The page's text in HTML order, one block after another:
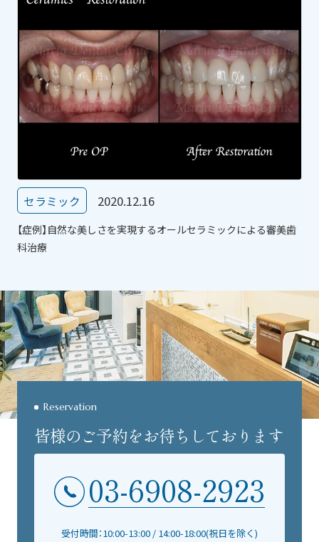
セラミック 2020.12.16
【症例】自然な美しさを実現するオールセラミックによる審美歯
科治療
Reservation
皆様のご予約をお待ちしております
03-6908-2923
受付時間：10:00-13:00 / 14:00-18:00(祝日を除く)